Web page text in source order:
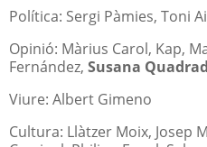
Política: Sergi Pàmies, Toni
Opinió: Màrius Carol, Kap,
Fernández, Susana
Viure: Albert Gimeno
Cultura: Llàtzer Moix, Josep